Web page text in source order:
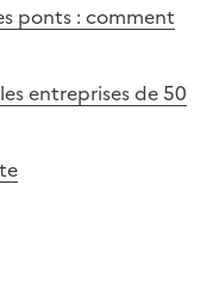
ponts : comment
entreprises de 50